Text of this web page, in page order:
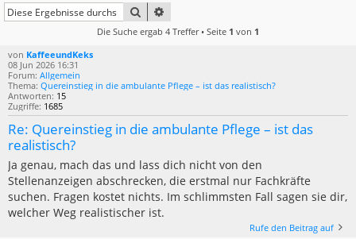
SUCHE
Die Suche ergab 4 Treffer • Seite 1 von 1
von KaffeeundKeks
08 Jun 2026 16:31
Forum: Allgemein
Thema: Quereinstieg in die ambulante Pflege – ist das realistisch?
Antworten: 15
Zugriffe: 1685
Re: Quereinstieg in die ambulante Pflege – ist das
realistisch?
Ja genau, mach das und lass dich nicht von den
Stellenanzeigen abschrecken, die erstmal nur Fachkräfte
suchen. Fragen kostet nichts. Im schlimmsten Fall sagen sie dir,
welcher Weg realistischer ist.
Rufe den Beitrag auf